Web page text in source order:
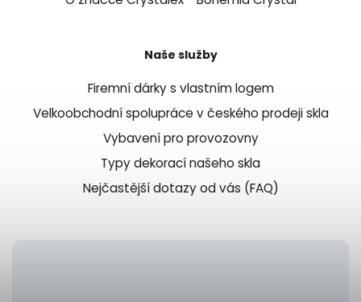
Naše služby
Firemní dárky s vlastním logem
Velkoobchodní spolupráce v českého prodeji skla
Vybavení pro provozovny
Typy dekorací našeho skla
Nejčastější dotazy od vás (FAQ)